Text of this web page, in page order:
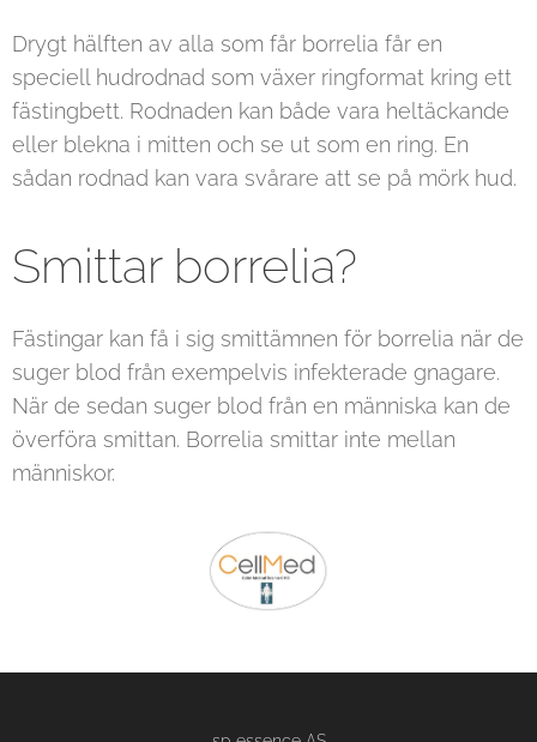
Drygt hälften av alla som får borrelia får en
speciell hudrodnad som växer ringformat kring ett
fästingbett. Rodnaden kan både vara heltäckande
eller blekna i mitten och se ut som en ring. En
sådan rodnad kan vara svårare att se på mörk hud.
Smittar borrelia?
Fästingar kan få i sig smittämnen för borrelia när de
suger blod från exempelvis infekterade gnagare.
När de sedan suger blod från en människa kan de
överföra smittan. Borrelia smittar inte mellan
människor.